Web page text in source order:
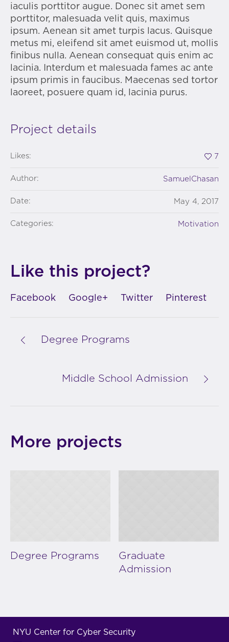
iaculis porttitor augue. Donec sit amet sem
porttitor, malesuada velit quis, maximus
ipsum. Aenean sit amet turpis lacus. Quisque
metus mi, eleifend sit amet euismod ut, mollis
finibus nulla. Aenean consequat quis enim ac
lacinia. Interdum et malesuada fames ac ante
ipsum primis in faucibus. Maecenas sed tortor
laoreet, posuere quam id, lacinia purus.
Project details
Likes: 7
Author: SamuelChasan
Date: May 4, 2017
Categories: Motivation
Like this project?
Facebook Google+ Twitter Pinterest
Degree Programs
Middle School Admission
More projects
Degree Programs
Graduate
Admission
NYU Center for Cyber Security